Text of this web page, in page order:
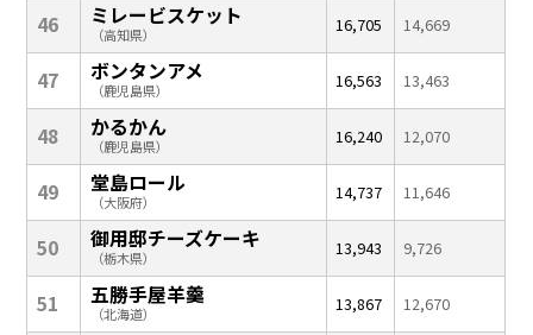
46 ミレービスケット
（高知県） 16,705 14,669
47 ボンタンアメ
（鹿児島県） 16,563 13,463
48 かるかん
（鹿児島県） 16,240 12,070
49 堂島ロール
（大阪府） 14,737 11,646
50 御用邸チーズケーキ
（栃木県） 13,943 9,726
51 五勝手屋羊羹
（北海道） 13,867 12,670